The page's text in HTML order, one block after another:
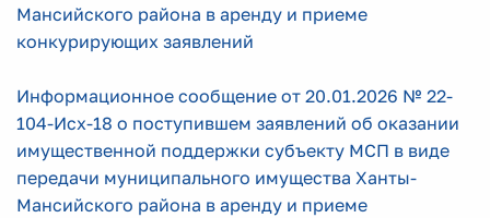
Мансийского района в аренду и приеме
конкурирующих заявлений
Информационное сообщение от 20.01.2026 № 22-
104-Исх-18 о поступившем заявлений об оказании
имущественной поддержки субъекту МСП в виде
передачи муниципального имущества Ханты-
Мансийского района в аренду и приеме